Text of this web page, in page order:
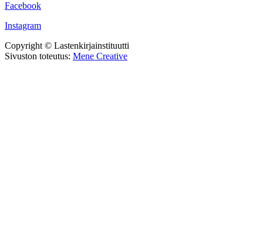
Facebook
Instagram
Copyright © Lastenkirjainstituutti
Sivuston toteutus: Mene Creative